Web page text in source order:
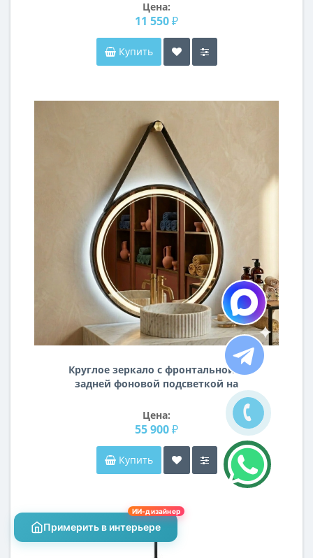
Цена:
11 550 ₽
Купить
Круглое зеркало с фронтальной и
задней фоновой подсветкой на
Цена:
55 900 ₽
Купить
Примерить в интерьере
ИИ-дизайнер